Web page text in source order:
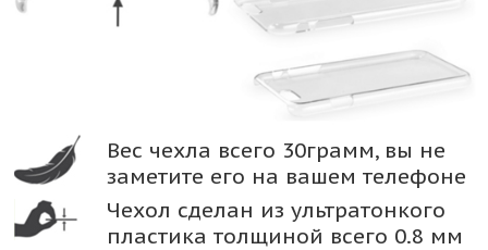
Вес чехла всего 30грамм, вы не
заметите его на вашем телефоне
Чехол сделан из ультратонкого
пластика толщиной всего 0.8 мм